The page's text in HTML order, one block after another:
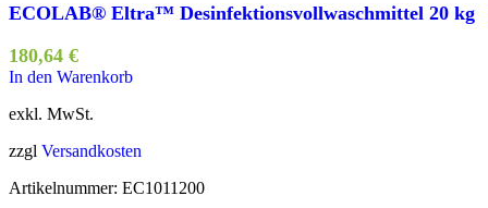
ECOLAB® Eltra™ Desinfektionsvollwaschmittel 20 kg
180,64 €
In den Warenkorb
exkl. MwSt.
zzgl Versandkosten
Artikelnummer: EC1011200